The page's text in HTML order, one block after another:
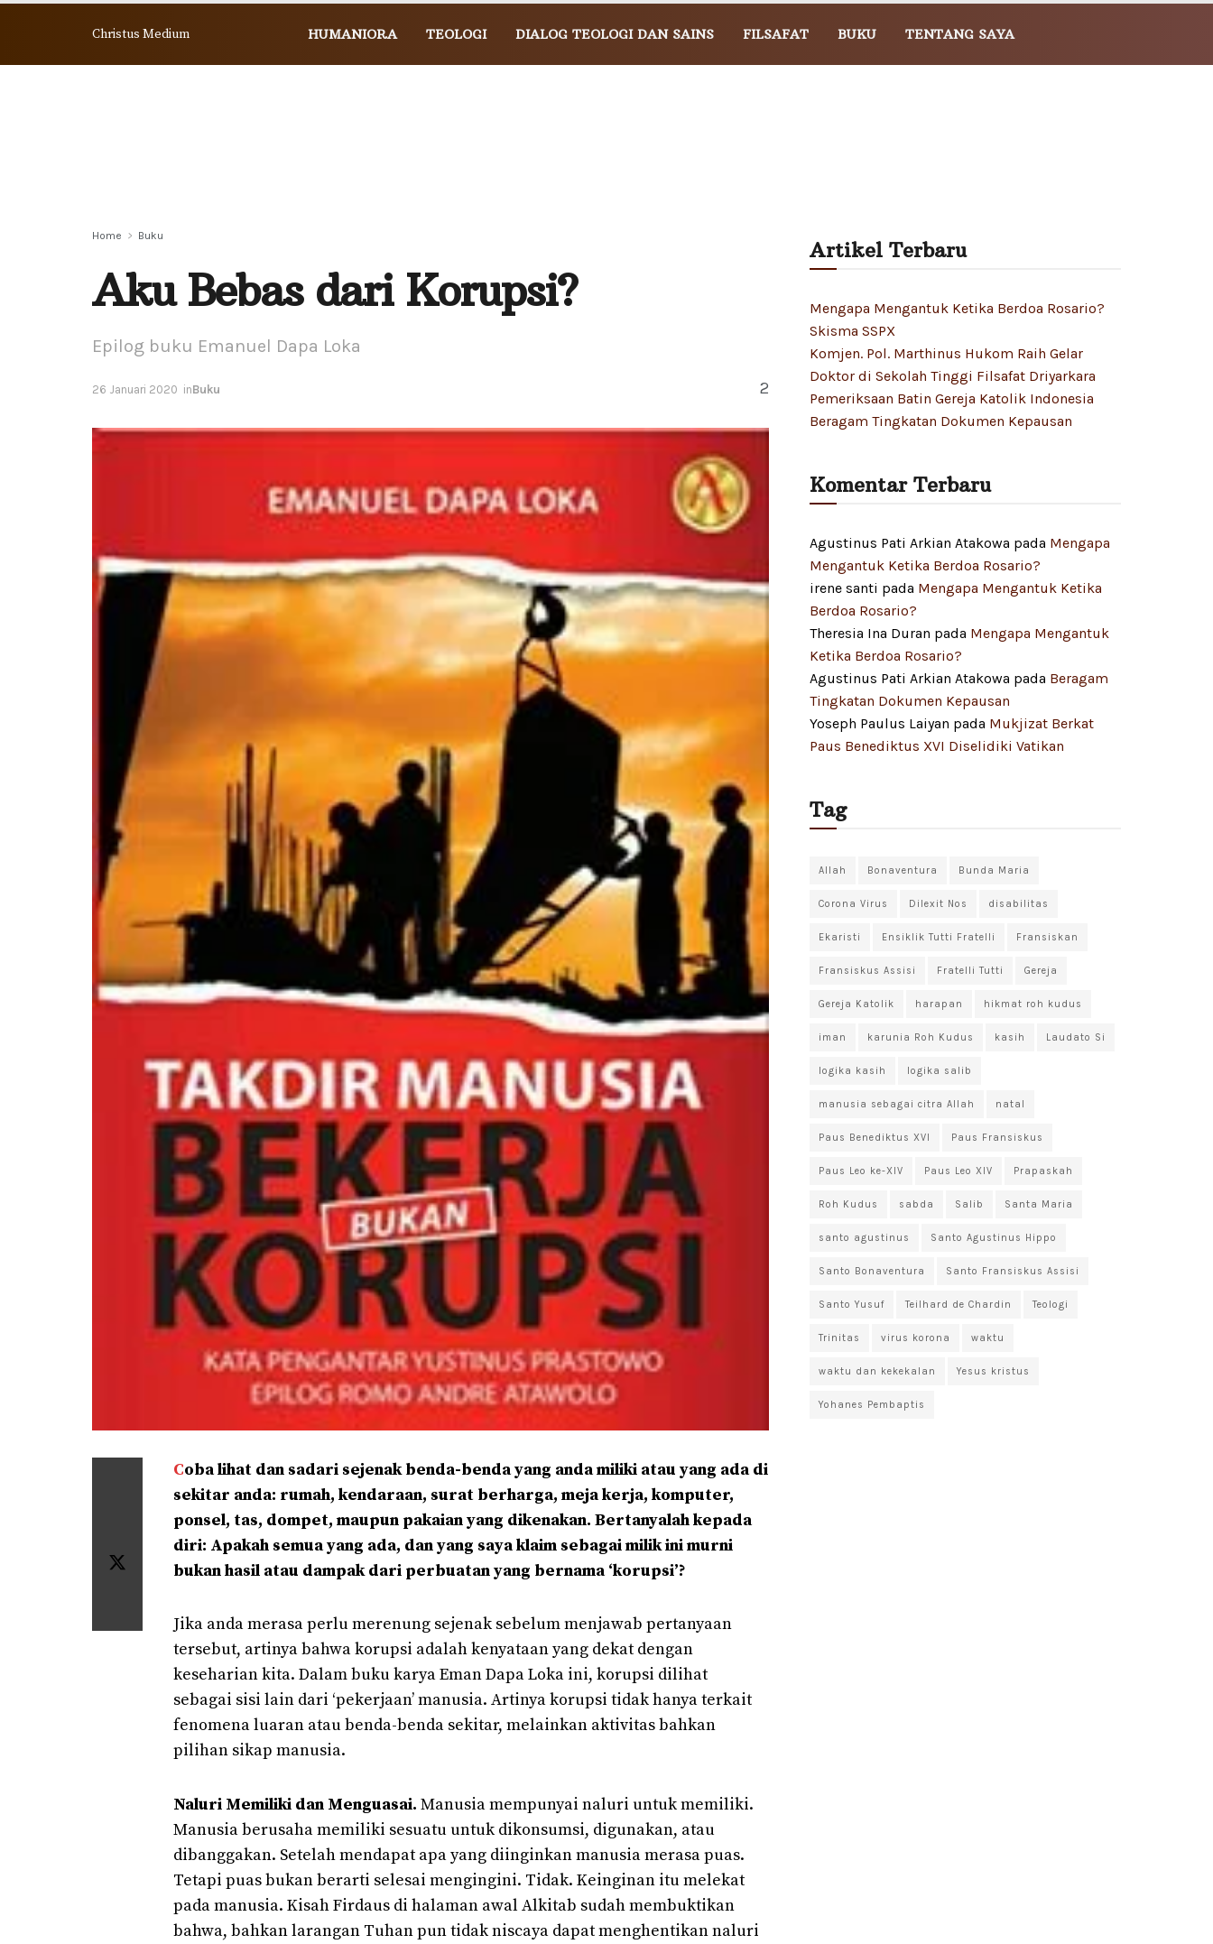
Christus Medium HUMANIORA TEOLOGI DIALOG TEOLOGI DAN SAINS FILSAFAT BUKU TENTANG SAYA
Home Buku
Aku Bebas dari Korupsi?
Epilog buku Emanuel Dapa Loka
26 Januari 2020 inBuku 2
Coba lihat dan sadari sejenak benda-benda yang anda miliki atau yang ada di
sekitar anda: rumah, kendaraan, surat berharga, meja kerja, komputer,
ponsel, tas, dompet, maupun pakaian yang dikenakan. Bertanyalah kepada
diri: Apakah semua yang ada, dan yang saya klaim sebagai milik ini murni
bukan hasil atau dampak dari perbuatan yang bernama ‘korupsi’?
Jika anda merasa perlu merenung sejenak sebelum menjawab pertanyaan
tersebut, artinya bahwa korupsi adalah kenyataan yang dekat dengan
keseharian kita. Dalam buku karya Eman Dapa Loka ini, korupsi dilihat
sebagai sisi lain dari ‘pekerjaan’ manusia. Artinya korupsi tidak hanya terkait
fenomena luaran atau benda-benda sekitar, melainkan aktivitas bahkan
pilihan sikap manusia.
Naluri Memiliki dan Menguasai. Manusia mempunyai naluri untuk memiliki.
Manusia berusaha memiliki sesuatu untuk dikonsumsi, digunakan, atau
dibanggakan. Setelah mendapat apa yang diinginkan manusia merasa puas.
Tetapi puas bukan berarti selesai mengingini. Tidak. Keinginan itu melekat
pada manusia. Kisah Firdaus di halaman awal Alkitab sudah membuktikan
bahwa, bahkan larangan Tuhan pun tidak niscaya dapat menghentikan naluri
Artikel Terbaru
Mengapa Mengantuk Ketika Berdoa Rosario?
Skisma SSPX
Komjen. Pol. Marthinus Hukom Raih Gelar
Doktor di Sekolah Tinggi Filsafat Driyarkara
Pemeriksaan Batin Gereja Katolik Indonesia
Beragam Tingkatan Dokumen Kepausan
Komentar Terbaru
Agustinus Pati Arkian Atakowa pada Mengapa
Mengantuk Ketika Berdoa Rosario?
irene santi pada Mengapa Mengantuk Ketika
Berdoa Rosario?
Theresia Ina Duran pada Mengapa Mengantuk
Ketika Berdoa Rosario?
Agustinus Pati Arkian Atakowa pada Beragam
Tingkatan Dokumen Kepausan
Yoseph Paulus Laiyan pada Mukjizat Berkat
Paus Benediktus XVI Diselidiki Vatikan
Tag
Allah Bonaventura Bunda Maria
Corona Virus Dilexit Nos disabilitas
Ekaristi Ensiklik Tutti Fratelli Fransiskan
Fransiskus Assisi Fratelli Tutti Gereja
Gereja Katolik harapan hikmat roh kudus
iman karunia Roh Kudus kasih Laudato Si
logika kasih logika salib
manusia sebagai citra Allah natal
Paus Benediktus XVI Paus Fransiskus
Paus Leo ke-XIV Paus Leo XIV Prapaskah
Roh Kudus sabda Salib Santa Maria
santo agustinus Santo Agustinus Hippo
Santo Bonaventura Santo Fransiskus Assisi
Santo Yusuf Teilhard de Chardin Teologi
Trinitas virus korona waktu
waktu dan kekekalan Yesus kristus
Yohanes Pembaptis